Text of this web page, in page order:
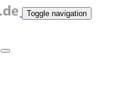
Toggle navigation